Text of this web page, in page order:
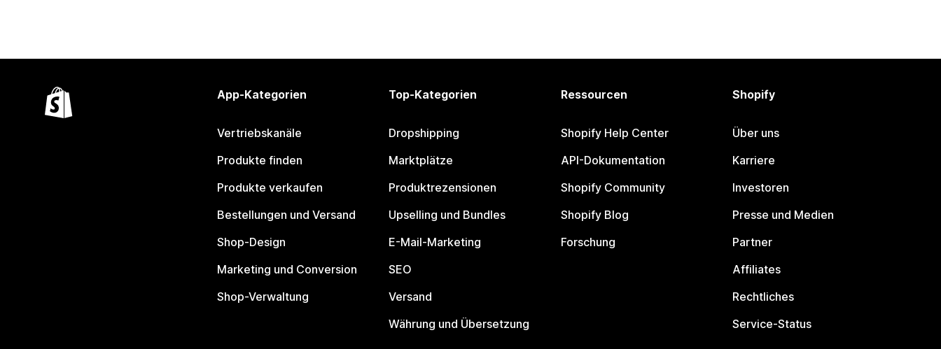
App-Kategorien
Vertriebskanäle
Produkte finden
Produkte verkaufen
Bestellungen und Versand
Shop-Design
Marketing und Conversion
Shop-Verwaltung
Top-Kategorien
Dropshipping
Marktplätze
Produktrezensionen
Upselling und Bundles
E-Mail-Marketing
SEO
Versand
Währung und Übersetzung
Ressourcen
Shopify Help Center
API-Dokumentation
Shopify Community
Shopify Blog
Forschung
Shopify
Über uns
Karriere
Investoren
Presse und Medien
Partner
Affiliates
Rechtliches
Service-Status